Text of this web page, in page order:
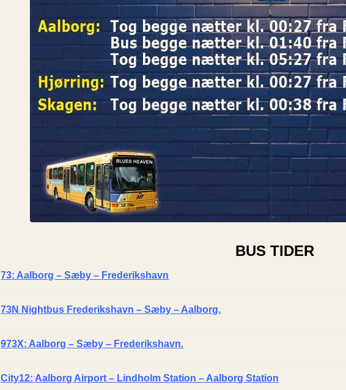
BUS TIDER
73: Aalborg – Sæby – Frederikshavn
73N Nightbus Frederikshavn – Sæby – Aalborg.
973X: Aalborg – Sæby – Frederikshavn.
City12: Aalborg Airport – Lindholm Station – Aalborg Station